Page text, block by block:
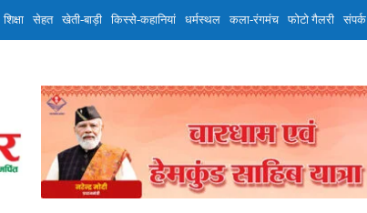
शिक्षा सेहत खेती-बाड़ी किस्से-कहानियां धर्मस्थल कला-रंगमंच फोटो गैलरी संपर्क